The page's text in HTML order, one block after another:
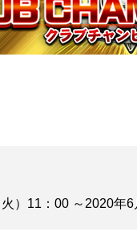
）11：00 ～2020年